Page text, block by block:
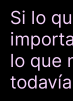
Si lo
lo que